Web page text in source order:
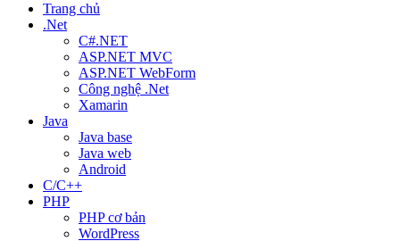
Trang chủ
.Net
C#.NET
ASP.NET MVC
ASP.NET WebForm
Công nghệ .Net
Xamarin
Java
Java base
Java web
Android
C/C++
PHP
PHP cơ bản
WordPress